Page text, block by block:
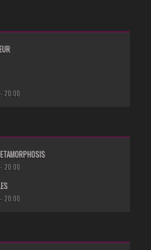
20:00
20:00
20:00